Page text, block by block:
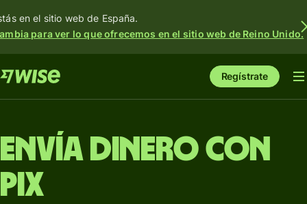
en el sitio web de España.
para ver lo que ofrecemos en el sitio web de Reino Unido.
Regístrate
Envía dinero con
Pix